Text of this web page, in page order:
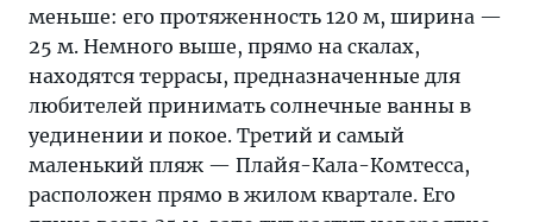
меньше: его протяженность 120 м, ширина —
25 м. Немного выше, прямо на скалах,
находятся террасы, предназначенные для
любителей принимать солнечные ванны в
уединении и покое. Третий и самый
маленький пляж — Плайя-Кала-Комтесса,
расположен прямо в жилом квартале. Его